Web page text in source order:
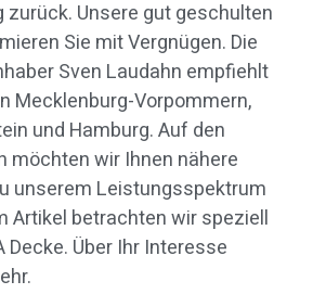
Unsere gut geschulten
Sie mit Vergnügen. Die
Sven Laudahn empfiehlt
Mecklenburg-Vorpommern,
und Hamburg. Auf den
möchten wir Ihnen nähere
unserem Leistungsspektrum
Artikel betrachten wir speziell
Decke. Über Ihr Interesse